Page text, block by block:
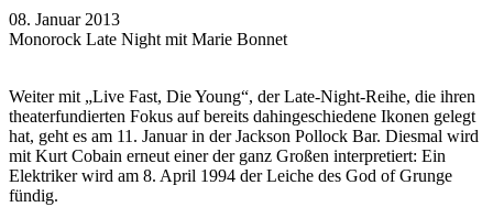
08. Januar 2013
Monorock Late Night mit Marie Bonnet
Weiter mit „Live Fast, Die Young“, der Late-Night-Reihe, die ihren
theaterfundierten Fokus auf bereits dahingeschiedene Ikonen gelegt
hat, geht es am 11. Januar in der Jackson Pollock Bar. Diesmal wird
mit Kurt Cobain erneut einer der ganz Großen interpretiert: Ein
Elektriker wird am 8. April 1994 der Leiche des God of Grunge
fündig.